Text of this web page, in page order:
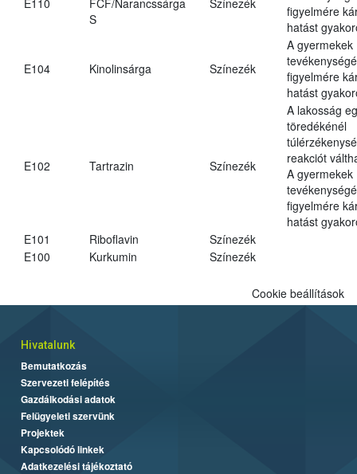
S
figyelmére
hatást
E104 Kinolinsárga Színezék
A gyermekek
figyelmére
hatást
E102 Tartrazin Színezék
A lakosság
töredékénél
reakciót
A gyermekek
figyelmére
hatást
E101
Riboflavin
Színezék
E100
Kurkumin Színezék
Cookie beállítások
Hivatalunk
Bemutatkozás
Szervezeti felépítés
Gazdálkodási adatok
Felügyeleti szervünk
Projektek
Kapcsolódó linkek
Adatkezelési tájékoztató